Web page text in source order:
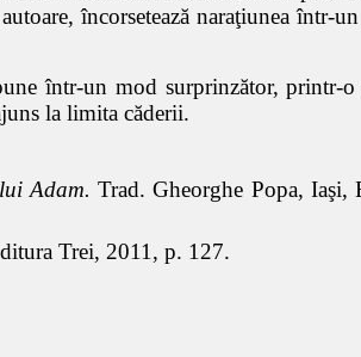
încorsetează naraţiunea într-
într-un mod surprinzător, printr-
la limita căderii.
Adam. Trad. Gheorghe Popa,
Trei, 2011, p. 127.